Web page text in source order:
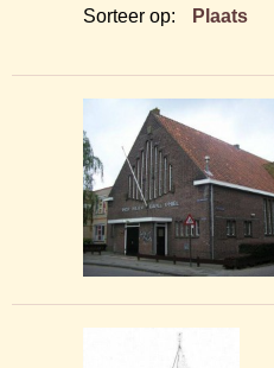
Sorteer op: Plaats